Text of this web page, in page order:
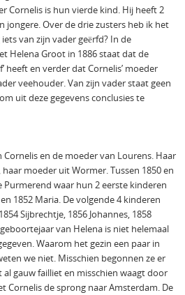
Cornelis is hun vierde kind. Hij heeft 2
jongere. Over de drie zusters heb ik het
van zijn vader geërfd? In de
Helena Groot in 1886 staat dat de
heeft en verder dat Cornelis’ moeder
veehouder. Van zijn vader staat geen
uit deze gegevens conclusies te
en de moeder van Lourens. Haar
moeder uit Wormer. Tussen 1850 en
waar hun 2 eerste kinderen
1852 Maria. De volgende 4 kinderen
Sijbrechtje, 1856 Johannes, 1858
van Helena is niet helemaal
Waarom het gezin een paar in
we niet. Misschien begonnen ze er
gauw failliet en misschien waagt door
Cornelis de sprong naar Amsterdam. De